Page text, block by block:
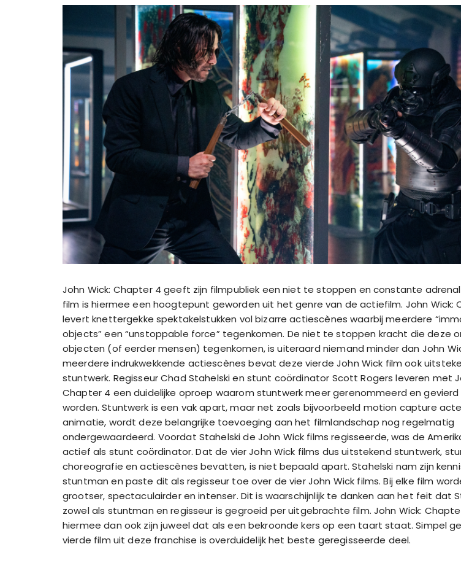
John Wick: Chapter 4 geeft zijn filmpubliek een niet te stoppen en constante
film is hiermee een hoogtepunt geworden uit het genre van de actiefilm. John Wick:
levert knettergekke spektakelstukken vol bizarre actiescènes waarbij meerdere
objects” een “unstoppable force” tegenkomen. De niet te stoppen kracht die deze
objecten (of eerder mensen) tegenkomen, is uiteraard niemand minder dan John
meerdere indrukwekkende actiescènes bevat deze vierde John Wick film ook
stuntwerk. Regisseur Chad Stahelski en stunt coördinator Scott Rogers leveren met
Chapter 4 een duidelijke oproep waarom stuntwerk meer gerenommeerd en
worden. Stuntwerk is een vak apart, maar net zoals bijvoorbeeld motion capture
animatie, wordt deze belangrijke toevoeging aan het filmlandschap nog regelmatig
ondergewaardeerd. Voordat Stahelski de John Wick films regisseerde, was de
actief als stunt coördinator. Dat de vier John Wick films dus uitstekend stuntwerk,
choreografie en actiescènes bevatten, is niet bepaald apart. Stahelski nam zijn
stuntman en paste dit als regisseur toe over de vier John Wick films. Bij elke film
grootser, spectaculairder en intenser. Dit is waarschijnlijk te danken aan het feit dat
zowel als stuntman en regisseur is gegroeid per uitgebrachte film. John Wick:
hiermee dan ook zijn juweel dat als een bekroonde kers op een taart staat. Simpel
vierde film uit deze franchise is overduidelijk het beste geregisseerde deel.